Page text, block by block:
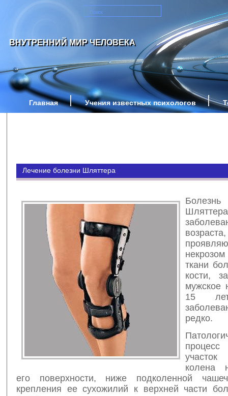
ВНУТРЕННИЙ МИР ЧЕЛОВЕКА
Главная Учения известных психологов
Лечение болезни Шляттера
возраста,
ткани
кости,
мужское
15
редко.
колена
его поверхности, ниже подколенной
крепления ее сухожилий к верхней части